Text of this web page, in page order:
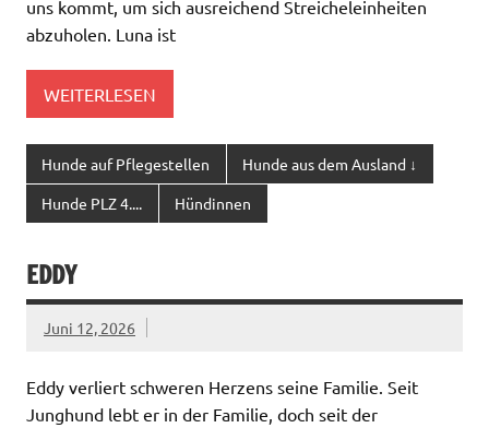
uns kommt, um sich ausreichend Streicheleinheiten
abzuholen. Luna ist
WEITERLESEN
Hunde auf Pflegestellen Hunde aus dem Ausland ↓
Hunde PLZ 4.... Hündinnen
EDDY
Juni 12, 2026
Eddy verliert schweren Herzens seine Familie. Seit
Junghund lebt er in der Familie, doch seit der